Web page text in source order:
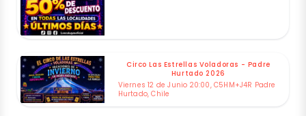
Circo Las Estrellas Voladoras - Padre
Hurtado 2026
Viernes 12 de Junio 20:00, C5HM+J4R Padre
Hurtado, Chile